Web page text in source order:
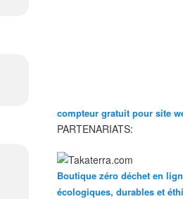
compteur gratuit pour site
PARTENARIATS:
Boutique zéro déchet en
écologiques, durables et